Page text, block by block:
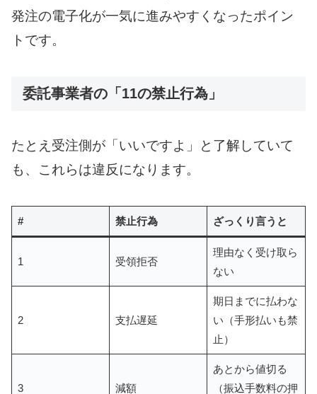
発注の電子化が一気に進みやすくなったポイン
トです。
委託事業者の「11の禁止行為」
たとえ受注側が「いいですよ」と了解していて
も、これらは違反になります。
# 禁止行為 ざっくり言うと
1 受領拒否
理由なく受け取ら
ない
2 支払遅延
期日までに払わな
い（手形払いも禁
止）
3 減額
あとから値切る
（振込手数料の押